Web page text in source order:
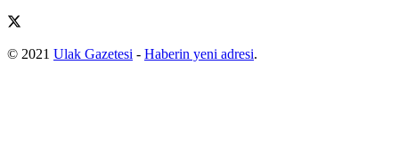
© 2021 Ulak Gazetesi - Haberin yeni adresi.